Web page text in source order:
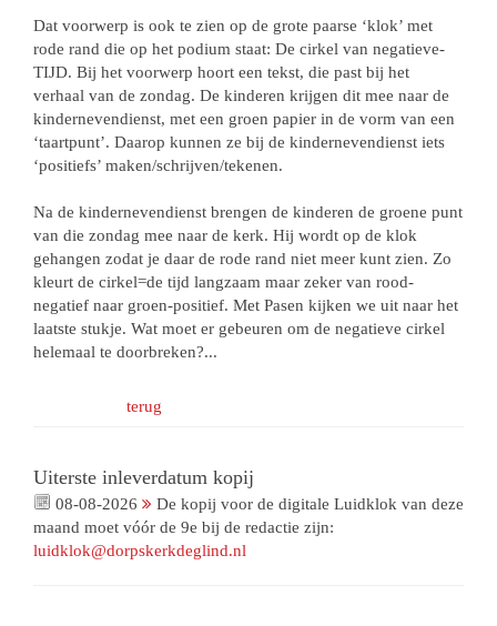
Dat voorwerp is ook te zien op de grote paarse ‘klok’ met
rode rand die op het podium staat: De cirkel van negatieve-
TIJD. Bij het voorwerp hoort een tekst, die past bij het
verhaal van de zondag. De kinderen krijgen dit mee naar de
kindernevendienst, met een groen papier in de vorm van een
‘taartpunt’. Daarop kunnen ze bij de kindernevendienst iets
‘positiefs’ maken/schrijven/tekenen.
Na de kindernevendienst brengen de kinderen de groene punt
van die zondag mee naar de kerk. Hij wordt op de klok
gehangen zodat je daar de rode rand niet meer kunt zien. Zo
kleurt de cirkel=de tijd langzaam maar zeker van rood-
negatief naar groen-positief. Met Pasen kijken we uit naar het
laatste stukje. Wat moet er gebeuren om de negatieve cirkel
helemaal te doorbreken?...
terug
Uiterste inleverdatum kopij
08-08-2026
De kopij voor de digitale Luidklok van deze
maand moet vóór de 9e bij de redactie zijn:
luidklok@dorpskerkdeglind.nl